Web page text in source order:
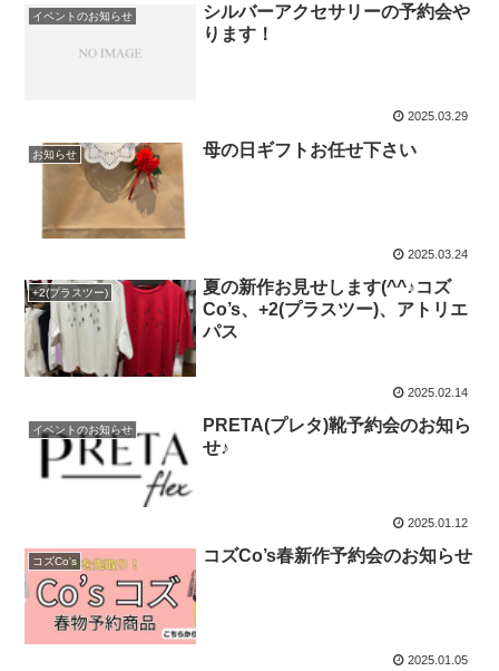
イベントのお知らせ
シルバーアクセサリーの予約会や
ります！
2025.03.29
お知らせ 母の日ギフトお任せ下さい
2025.03.24
+2(プラスツー)
夏の新作お見せします(^^♪コズ
Co’s、+2(プラスツー)、アトリエ
パス
2025.02.14
イベントのお知らせ
PRETA(プレタ)靴予約会のお知ら
せ♪
2025.01.12
コズCo's コズCo’s春新作予約会のお知らせ
2025.01.05